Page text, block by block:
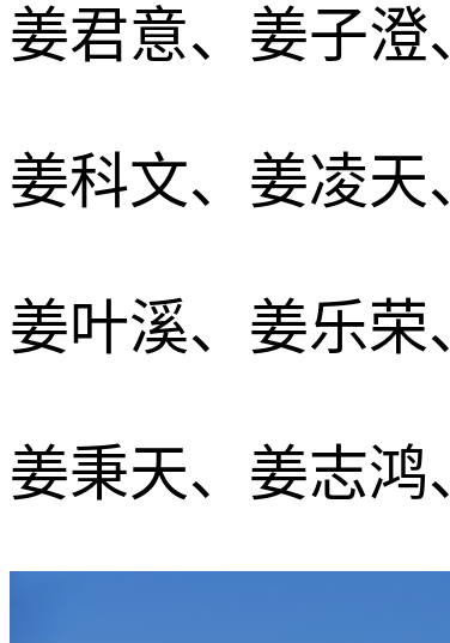
姜君意、姜子
姜科文、姜凌
姜叶溪、姜乐
姜秉天、姜志